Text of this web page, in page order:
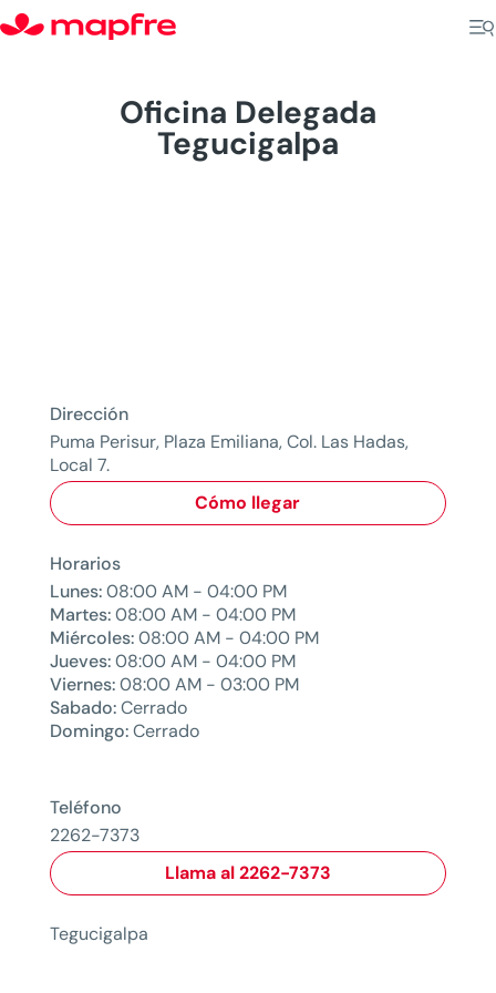
Oficina Delegada
Tegucigalpa
Dirección
Puma Perisur, Plaza Emiliana, Col. Las Hadas,
Local 7.
Cómo llegar
Horarios
Lunes:08:00 AM - 04:00 PM
Martes:08:00 AM - 04:00 PM
Miércoles:08:00 AM - 04:00 PM
Jueves:08:00 AM - 04:00 PM
Viernes:08:00 AM - 03:00 PM
Sabado:Cerrado
Domingo:Cerrado
Teléfono
2262-7373
Llama al 2262-7373
Tegucigalpa